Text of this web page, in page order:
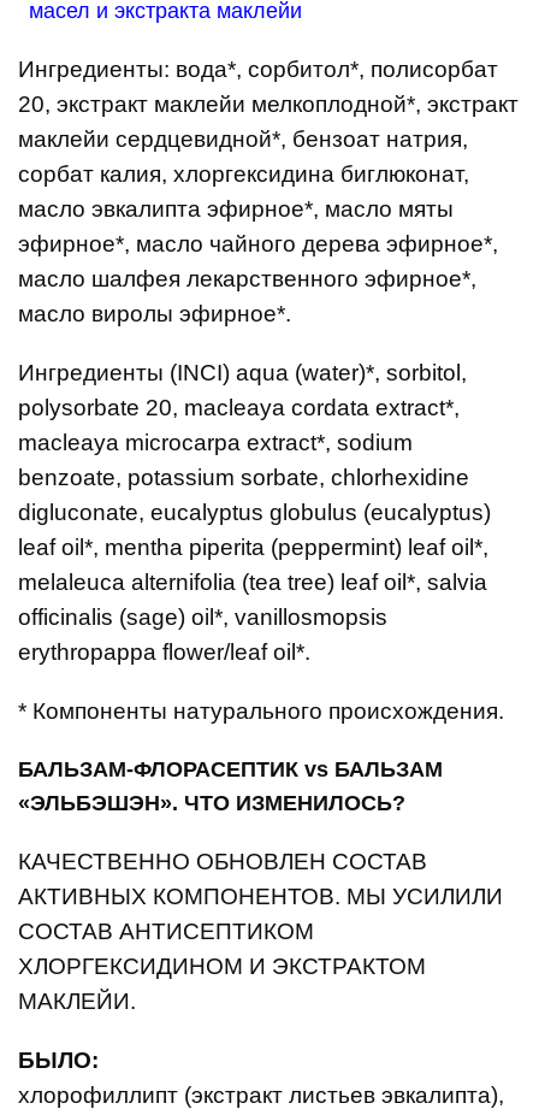
Ингредиенты: вода*, сорбитол*, полисорбат
20, экстракт маклейи мелкоплодной*, экстракт
маклейи сердцевидной*, бензоат натрия,
сорбат калия, хлоргексидина биглюконат,
масло эвкалипта эфирное*, масло мяты
эфирное*, масло чайного дерева эфирное*,
масло шалфея лекарственного эфирное*,
масло виролы эфирное*.
Ингредиенты (INCI) aqua (water)*, sorbitol,
polysorbate 20, macleaya cordata extract*,
macleaya microcarpa extract*, sodium
benzoate, potassium sorbate, chlorhexidine
digluconate, eucalyptus globulus (eucalyptus)
leaf oil*, mentha piperita (peppermint) leaf oil*,
melaleuca alternifolia (tea tree) leaf oil*, salvia
officinalis (sage) oil*, vanillosmopsis
erythropappa flower/leaf oil*.
* Компоненты натурального происхождения.
БАЛЬЗАМ-ФЛОРАСЕПТИК vs БАЛЬЗАМ
«ЭЛЬБЭШЭН». ЧТО ИЗМЕНИЛОСЬ?
КАЧЕСТВЕННО ОБНОВЛЕН СОСТАВ
АКТИВНЫХ КОМПОНЕНТОВ. МЫ УСИЛИЛИ
СОСТАВ АНТИСЕПТИКОМ
ХЛОРГЕКСИДИНОМ И ЭКСТРАКТОМ
МАКЛЕЙИ.
БЫЛО:
хлорофиллипт (экстракт листьев эвкалипта),